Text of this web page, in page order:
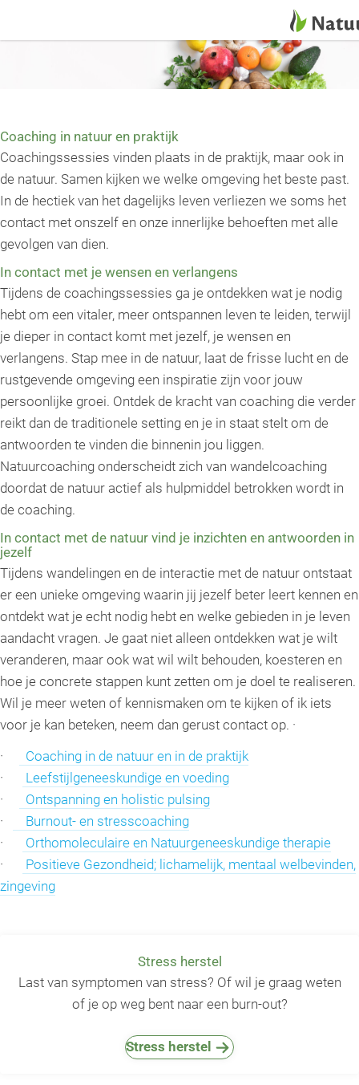
Coaching in natuur en praktijk
Coachingssessies vinden plaats in de praktijk, maar ook in
de natuur. Samen kijken we welke omgeving het beste past.
In de hectiek van het dagelijks leven verliezen we soms het
contact met onszelf en onze innerlijke behoeften met alle
gevolgen van dien.
In contact met je wensen en verlangens
Tijdens de coachingssessies ga je ontdekken wat je nodig
hebt om een vitaler, meer ontspannen leven te leiden, terwijl
je dieper in contact komt met jezelf, je wensen en
verlangens. Stap mee in de natuur, laat de frisse lucht en de
rustgevende omgeving een inspiratie zijn voor jouw
persoonlijke groei. Ontdek de kracht van coaching die verder
reikt dan de traditionele setting en je in staat stelt om de
antwoorden te vinden die binnenin jou liggen.
Natuurcoaching onderscheidt zich van wandelcoaching
doordat de natuur actief als hulpmiddel betrokken wordt in
de coaching.
In contact met de natuur vind je inzichten en antwoorden in
jezelf
Tijdens wandelingen en de interactie met de natuur ontstaat
er een unieke omgeving waarin jij jezelf beter leert kennen en
ontdekt wat je echt nodig hebt en welke gebieden in je leven
aandacht vragen. Je gaat niet alleen ontdekken wat je wilt
veranderen, maar ook wat wil wilt behouden, koesteren en
hoe je concrete stappen kunt zetten om je doel te realiseren.
Wil je meer weten of kennismaken om te kijken of ik iets
voor je kan beteken, neem dan gerust contact op. ·
·
Coaching in de natuur en in de praktijk
·
Leefstijlgeneeskundige en voeding
·
Ontspanning en holistic pulsing
·
Burnout- en stresscoaching
·
Orthomoleculaire en Natuurgeneeskundige therapie
·
Positieve Gezondheid; lichamelijk, mentaal welbevinden,
zingeving
Stress herstel
Last van symptomen van stress? Of wil je graag weten
of je op weg bent naar een burn-out?
Stress herstel